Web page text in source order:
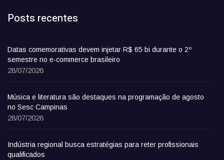
Posts recentes
Datas comemorativas devem injetar R$ 65 bi durante o 2º
semestre no e-commerce brasileiro
28/07/2026
Música e literatura são destaques na programação de agosto
no Sesc Campinas
28/07/2026
Indústria regional busca estratégias para reter profissionais
qualificados